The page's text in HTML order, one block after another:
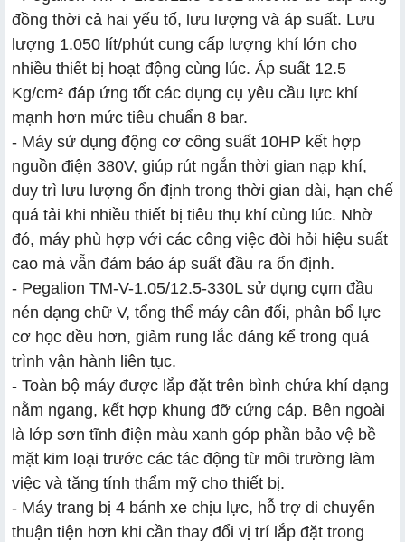
đồng thời cả hai yếu tố, lưu lượng và áp suất. Lưu
lượng 1.050 lít/phút cung cấp lượng khí lớn cho
nhiều thiết bị hoạt động cùng lúc. Áp suất 12.5
Kg/cm² đáp ứng tốt các dụng cụ yêu cầu lực khí
mạnh hơn mức tiêu chuẩn 8 bar.
- Máy sử dụng động cơ công suất 10HP kết hợp
nguồn điện 380V, giúp rút ngắn thời gian nạp khí,
duy trì lưu lượng ổn định trong thời gian dài, hạn chế
quá tải khi nhiều thiết bị tiêu thụ khí cùng lúc. Nhờ
đó, máy phù hợp với các công việc đòi hỏi hiệu suất
cao mà vẫn đảm bảo áp suất đầu ra ổn định.
- Pegalion TM-V-1.05/12.5-330L sử dụng cụm đầu
nén dạng chữ V, tổng thể máy cân đối, phân bổ lực
cơ học đều hơn, giảm rung lắc đáng kể trong quá
trình vận hành liên tục.
- Toàn bộ máy được lắp đặt trên bình chứa khí dạng
nằm ngang, kết hợp khung đỡ cứng cáp. Bên ngoài
là lớp sơn tĩnh điện màu xanh góp phần bảo vệ bề
mặt kim loại trước các tác động từ môi trường làm
việc và tăng tính thẩm mỹ cho thiết bị.
- Máy trang bị 4 bánh xe chịu lực, hỗ trợ di chuyển
thuận tiện hơn khi cần thay đổi vị trí lắp đặt trong